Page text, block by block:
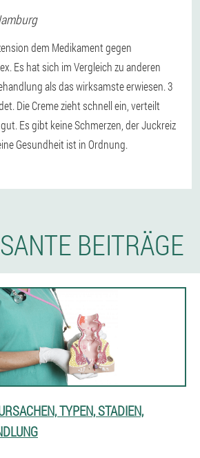
dem Medikament gegen
Es hat sich im Vergleich zu anderen
als das wirksamste erwiesen. 3
Die Creme zieht schnell ein, verteilt
Es gibt keine Schmerzen, der Juckreiz
Gesundheit ist in Ordnung.
BEITRÄGE
TYPEN, STADIEN,